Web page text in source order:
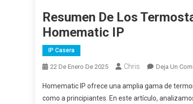
Resumen De Los
Homematic IP
IP Casera
22 De Enero De 2025 Chris Deja Un
Homematic IP ofrece una amplia gama de
como a principiantes. En este artículo,